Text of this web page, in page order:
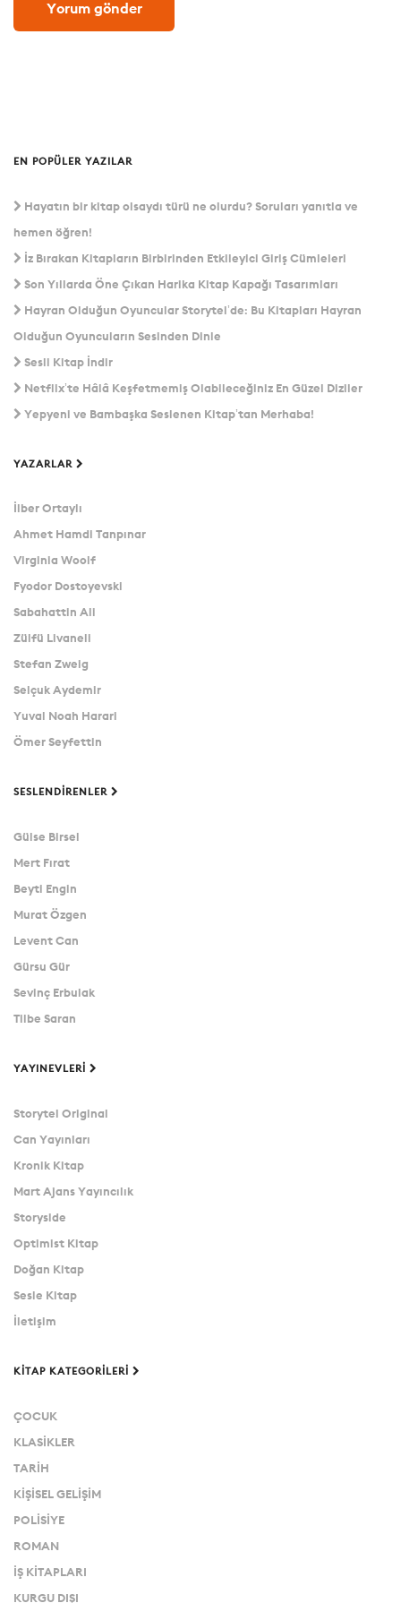
EN POPÜLER YAZILAR
Hayatın bir kitap olsaydı türü ne olurdu? Soruları yanıtla ve
hemen öğren!
İz Bırakan Kitapların Birbirinden Etkileyici Giriş Cümleleri
Son Yıllarda Öne Çıkan Harika Kitap Kapağı Tasarımları
Hayran Olduğun Oyuncular Storytel’de: Bu Kitapları Hayran
Olduğun Oyuncuların Sesinden Dinle
Sesli Kitap İndir
Netflix’te Hâlâ Keşfetmemiş Olabileceğiniz En Güzel Diziler
Yepyeni ve Bambaşka Seslenen Kitap’tan Merhaba!
YAZARLAR
İlber Ortaylı
Ahmet Hamdi Tanpınar
Virginia Woolf
Fyodor Dostoyevski
Sabahattin Ali
Zülfü Livaneli
Stefan Zweig
Selçuk Aydemir
Yuval Noah Harari
Ömer Seyfettin
SESLENDIRENLER
Gülse Birsel
Mert Fırat
Beyti Engin
Murat Özgen
Levent Can
Gürsu Gür
Sevinç Erbulak
Tilbe Saran
YAYINEVLERI
Storytel Original
Can Yayınları
Kronik Kitap
Mart Ajans Yayıncılık
Storyside
Optimist Kitap
Doğan Kitap
Sesle Kitap
İletişim
KITAP KATEGORILERI
ÇOCUK
KLASİKLER
TARİH
KİŞİSEL GELİŞİM
POLİSİYE
ROMAN
İŞ KİTAPLARI
KURGU DIŞI